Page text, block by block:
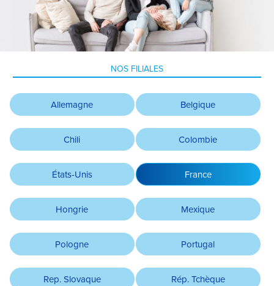
NOS FILIALES
Allemagne Belgique
Chili Colombie
États-Unis France
Hongrie Mexique
Pologne Portugal
Rep. Slovaque Rép. Tchèque